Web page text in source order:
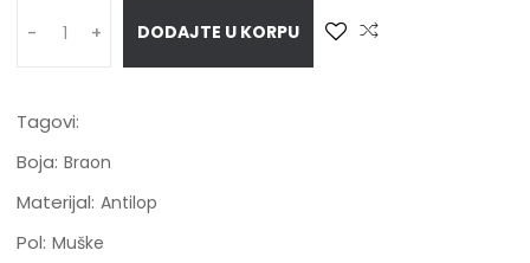
- + DODAJTE U KORPU
Tagovi:
Boja: Braon
Materijal: Antilop
Pol: Muške